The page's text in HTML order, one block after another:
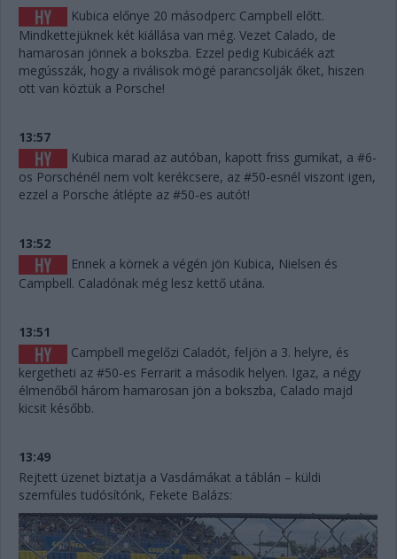
Kubica előnye 20 másodperc Campbell előtt.
Mindkettejüknek két kiállása van még. Vezet Calado, de
hamarosan jönnek a bokszba. Ezzel pedig Kubicáék azt
megússzák, hogy a riválisok mögé parancsolják őket, hiszen
ott van köztük a Porsche!
13:57
Kubica marad az autóban, kapott friss gumikat, a #6-
os Porschénél nem volt kerékcsere, az #50-esnél viszont igen,
ezzel a Porsche átlépte az #50-es autót!
13:52
Ennek a körnek a végén jön Kubica, Nielsen és
Campbell. Caladónak még lesz kettő utána.
13:51
Campbell megelőzi Caladót, feljön a 3. helyre, és
kergetheti az #50-es Ferrarit a második helyen. Igaz, a négy
élmenőből három hamarosan jön a bokszba, Calado majd
kicsit később.
13:49
Rejtett üzenet biztatja a Vasdámákat a táblán – küldi
szemfüles tudósítónk, Fekete Balázs: